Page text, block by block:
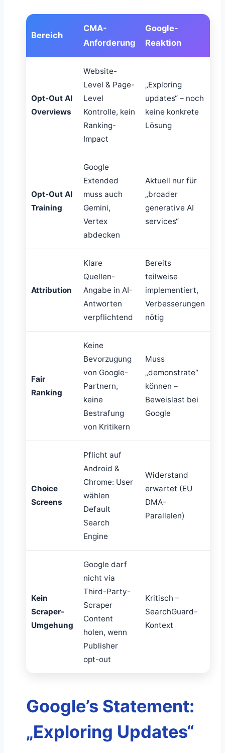
Bereich
CMA-
Anforderung
Google-
Reaktion
Opt-Out AI
Overviews
Website-
Level & Page-
Level
Kontrolle, kein
Ranking-
Impact
„Exploring
updates“ – noch
keine konkrete
Lösung
Opt-Out AI
Training
Google
Extended
muss auch
Gemini,
Vertex
abdecken
Aktuell nur für
„broader
generative AI
services“
Attribution
Klare
Quellen-
Angabe in AI-
Antworten
verpflichtend
Bereits
teilweise
implementiert,
Verbesserungen
nötig
Fair
Ranking
Keine
Bevorzugung
von Google-
Partnern,
keine
Bestrafung
von Kritikern
Muss
„demonstrate“
können –
Beweislast bei
Google
Choice
Screens
Pflicht auf
Android &
Chrome: User
wählen
Default
Search
Engine
Widerstand
erwartet (EU
DMA-
Parallelen)
Kein
Scraper-
Umgehung
Google darf
nicht via
Third-Party-
Scraper
Content
holen, wenn
Publisher
opt-out
Kritisch –
SearchGuard-
Kontext
Google’s Statement:
„Exploring Updates“